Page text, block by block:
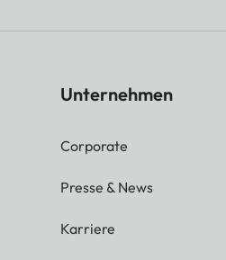
Unternehmen
Corporate
Presse & News
Karriere